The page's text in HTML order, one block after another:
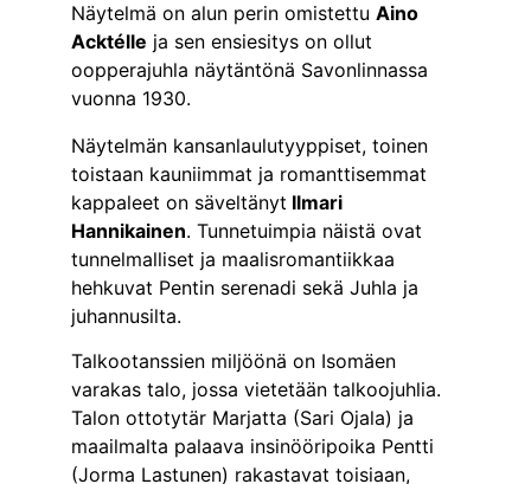
Näytelmä on alun perin omistettu Aino
Acktélle ja sen ensiesitys on ollut
oopperajuhla näytäntönä Savonlinnassa
vuonna 1930.
Näytelmän kansanlaulutyyppiset, toinen
toistaan kauniimmat ja romanttisemmat
kappaleet on säveltänyt Ilmari
Hannikainen. Tunnetuimpia näistä ovat
tunnelmalliset ja maalisromantiikkaa
hehkuvat Pentin serenadi sekä Juhla ja
juhannusilta.
Talkootanssien miljöönä on Isomäen
varakas talo, jossa vietetään talkoojuhlia.
Talon ottotytär Marjatta (Sari Ojala) ja
maailmalta palaava insinööripoika Pentti
(Jorma Lastunen) rakastavat toisiaan,